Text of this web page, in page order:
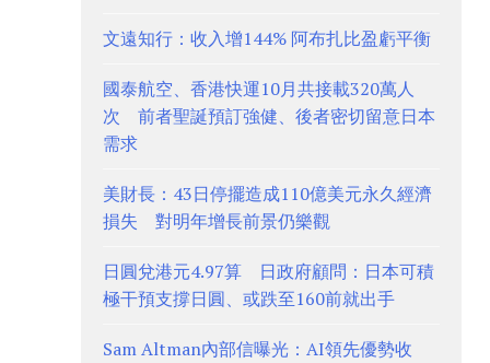
文遠知行：收入增144% 阿布扎比盈虧平衡
國泰航空、香港快運10月共接載320萬人
次 前者聖誕預訂強健、後者密切留意日本
需求
美財長：43日停擺造成110億美元永久經濟
損失 對明年增長前景仍樂觀
日圓兌港元4.97算 日政府顧問：日本可積
極干預支撐日圓、或跌至160前就出手
Sam Altman內部信曝光：AI領先優勢收